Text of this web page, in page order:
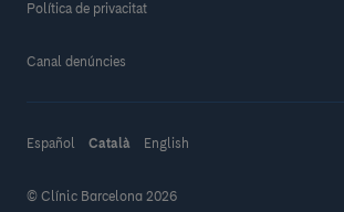
Política de privacitat
Canal denúncies
Español Català English
© Clínic Barcelona 2026